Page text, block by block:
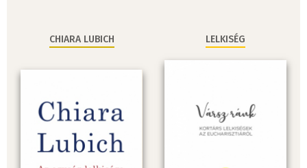
CHIARA LUBICH LELKISÉG